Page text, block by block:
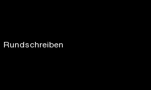
Rundschreiben